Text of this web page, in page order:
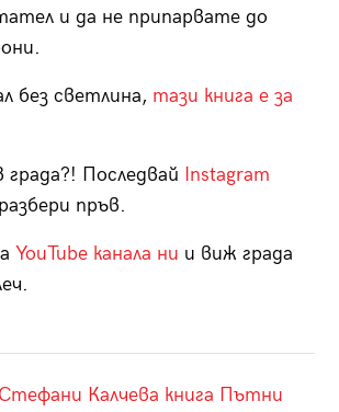
и да не припарвате до
без светлина, тази книга е за
града?! Последвай Instagram
пръв.
YouTube канала ни и виж града
Стефани Калчева книга Пътни